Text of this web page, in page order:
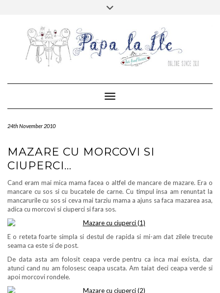
HOME
ABOUT…
Toggle
Toggle Navigation
24th November 2010
MAZARE CU MORCOVI SI
CIUPERCI…
Cand eram mai mica mama facea o altfel de mancare de mazare. Era o
mancare cu sos si cu bucatele de carne. Cu timpul insa am renuntat la
mancarurile cu sos si ceva mai tarziu mama a ajuns sa faca mazarea asa,
adica cu morcovi si ciuperci si fara sos.
E o reteta foarte simpla si destul de rapida si mi-am dat zilele trecute
seama ca este si de post.
De data asta am folosit ceapa verde pentru ca inca mai exista, dar
atunci cand nu am folosesc ceapa uscata. Am taiat deci ceapa verde si
apoi morcovi rondele.